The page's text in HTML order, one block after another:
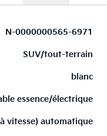
N-0000000565-6971
SUV/tout-terrain
blanc
essence/électrique
vitesse) automatique